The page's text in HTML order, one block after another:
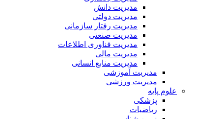
مدیریت دانش
مدیریت دولتی
مدیریت رفتار سازمانی
مدیریت صنعتی
مدیریت فناوری اطلاعات
مدیریت مالی
مدیریت منابع انسانی
مدیریت آموزشی
مدیریت ورزشی
علوم پایه
پزشکی
ریاضیات